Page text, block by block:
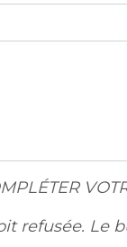
refusée. Le